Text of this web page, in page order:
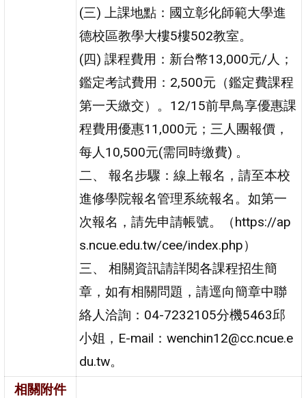
(三) 上課地點：國立彰化師範大學進
德校區教學大樓5樓502教室。
(四) 課程費用：新台幣13,000元/人；
鑑定考試費用：2,500元（鑑定費課程
第一天繳交）。12/15前早鳥享優惠課
程費用優惠11,000元；三人團報價，
每人10,500元(需同時缴費) 。
二、 報名步驟：線上報名，請至本校
進修學院報名管理系統報名。如第一
次報名，請先申請帳號。（https://ap
s.ncue.edu.tw/cee/index.php）
三、 相關資訊請詳閱各課程招生簡
章，如有相關問題，請逕向簡章中聯
絡人洽詢：04-7232105分機5463邱
小姐，E-mail：wenchin12@cc.ncue.e
du.tw。
相關附件